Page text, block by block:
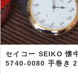
セイコー SEIKO 懐
5740-0080 手巻き